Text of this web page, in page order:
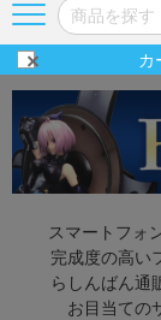
カ
スマートフォ
完成度の高い
らしんばん通
お目当ての